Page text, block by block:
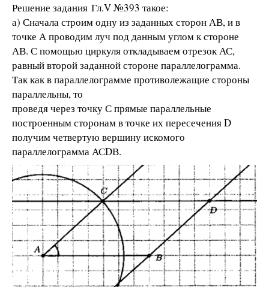
Решение задания Гл.V №393 такое:
а) Сначала строим одну из заданных сторон АВ, и в
точке А проводим луч под данным углом к стороне
АВ. С помощью циркуля откладываем отрезок АС,
равный второй заданной стороне параллелограмма.
Так как в параллелограмме противолежащие стороны
параллельны, то
проведя через точку С прямые параллельные
построенным сторонам в точке их пересечения D
получим четвертую вершину искомого
параллелограмма АСDВ.